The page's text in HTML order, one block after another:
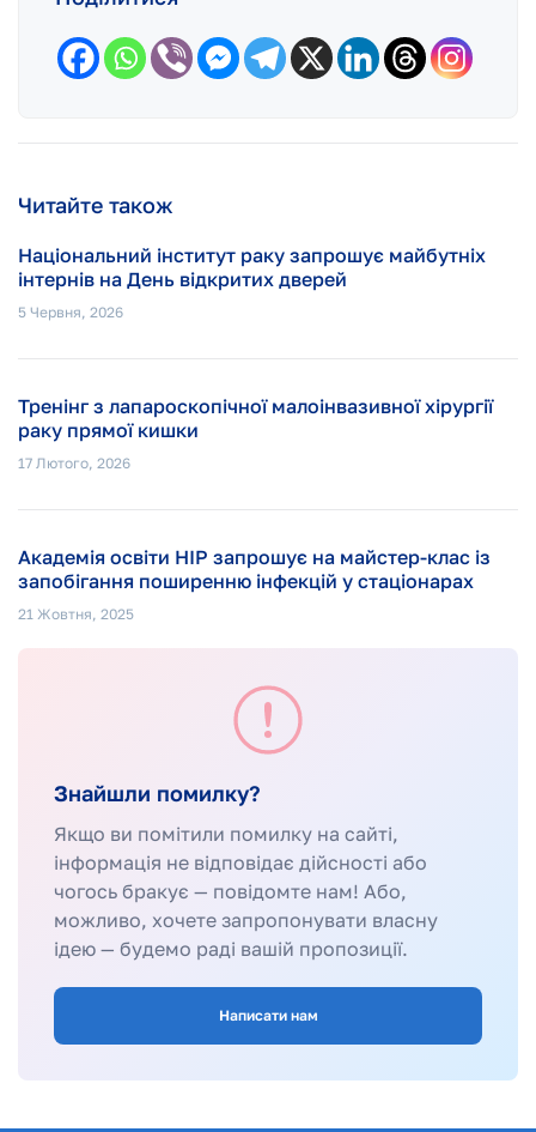
Читайте також
Національний інститут раку запрошує майбутніх
інтернів на День відкритих дверей
5 Червня, 2026
Тренінг з лапароскопічної малоінвазивної хірургії
раку прямої кишки
17 Лютого, 2026
Академія освіти НІР запрошує на майстер-клас із
запобігання поширенню інфекцій у стаціонарах
21 Жовтня, 2025
Знайшли помилку?
Якщо ви помітили помилку на сайті,
інформація не відповідає дійсності або
чогось бракує — повідомте нам! Або,
можливо, хочете запропонувати власну
ідею — будемо раді вашій пропозиції.
Написати нам